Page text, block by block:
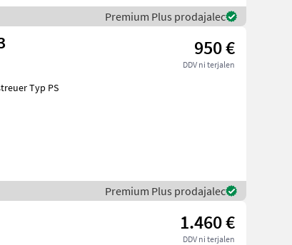
Premium Plus prodajalec
950 €
DDV ni terjalen
Premium Plus prodajalec
1.460 €
DDV ni terjalen